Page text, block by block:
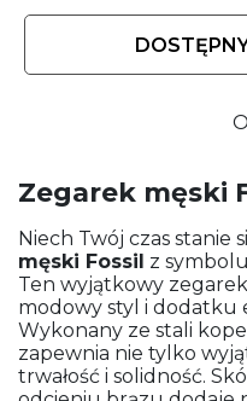
Zegarek męski
Niech Twój czas stanie
męski Fossil z symbolu
Ten wyjątkowy
modowy styl i dodatku
Wykonany ze stali
zapewnia nie tylko
trwałość i solidność.